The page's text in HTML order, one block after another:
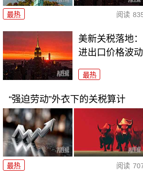
最热 阅读
美新关税落地
进出口价格波动
最热
“强迫劳动”外衣下的关税算计
最热 阅读